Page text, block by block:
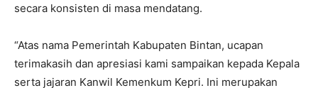
secara konsisten di masa mendatang.
“Atas nama Pemerintah Kabupaten Bintan, ucapan
terimakasih dan apresiasi kami sampaikan kepada Kepala
serta jajaran Kanwil Kemenkum Kepri. Ini merupakan